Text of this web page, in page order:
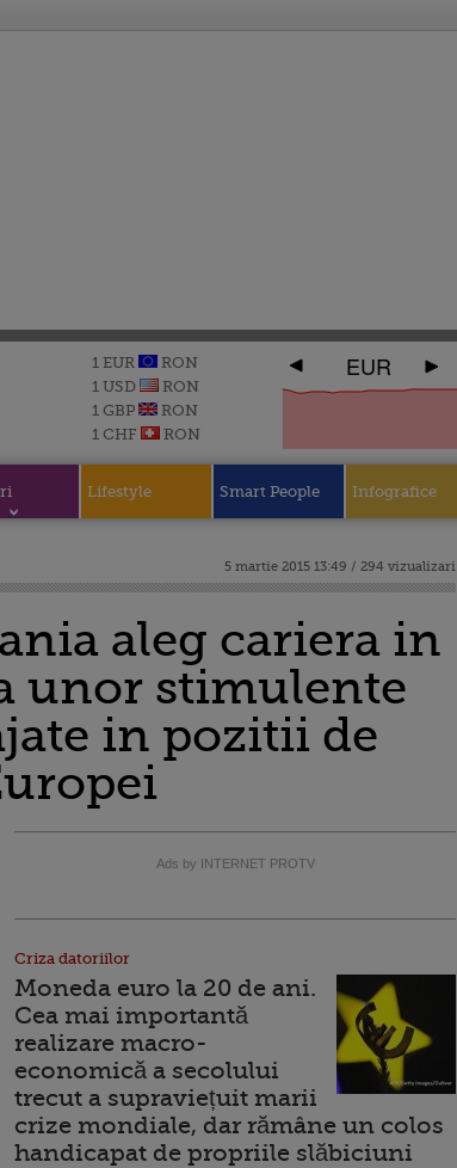
1 EUR
RON
1 USD
RON
1 GBP
RON
1 CHF
RON
EUR
Lifestyle Smart People Infografice
5 martie 2015 13:49 / 294 vizualizari
aleg cariera in
unor stimulente
in pozitii de
Ads by INTERNET PROTV
Criza datoriilor
Moneda euro la 20 de ani.
Cea mai importantă
realizare macro-
economică a secolului
trecut a supraviețuit marii
crize mondiale, dar rămâne un colos
handicapat de propriile slăbiciuni